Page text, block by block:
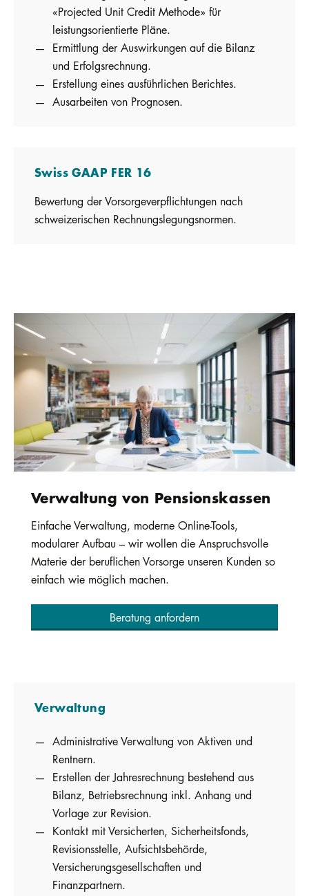
«Projected Unit Credit Methode» für
leistungsorientierte Pläne.
Ermittlung der Auswirkungen auf die Bilanz
und Erfolgsrechnung.
Erstellung eines ausführlichen Berichtes.
Ausarbeiten von Prognosen.
Swiss GAAP FER 16
Bewertung der Vorsorgeverpflichtungen nach
schweizerischen Rechnungslegungsnormen.
Verwaltung von Pensionskassen
Einfache Verwaltung, moderne Online-Tools,
modularer Aufbau – wir wollen die Anspruchsvolle
Materie der beruflichen Vorsorge unseren Kunden so
einfach wie möglich machen.
Beratung anfordern
Verwaltung
Administrative Verwaltung von Aktiven und
Rentnern.
Erstellen der Jahresrechnung bestehend aus
Bilanz, Betriebsrechnung inkl. Anhang und
Vorlage zur Revision.
Kontakt mit Versicherten, Sicherheitsfonds,
Revisionsstelle, Aufsichtsbehörde,
Versicherungsgesellschaften und
Finanzpartnern.